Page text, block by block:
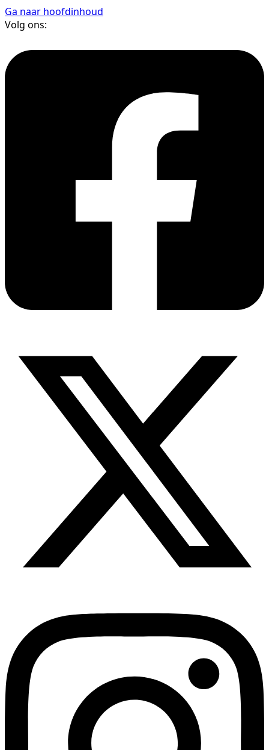
Ga naar hoofdinhoud
Volg ons: